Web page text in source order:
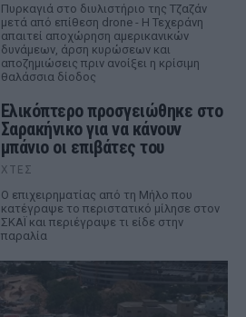
Πυρκαγιά στο διυλιστήριο της Τζαζάν
μετά από επίθεση drone - Η Τεχεράνη
απαιτεί αποχώρηση αμερικανικών
δυνάμεων, άρση κυρώσεων και
αποζημιώσεις πριν ανοίξει η κρίσιμη
θαλάσσια δίοδος
Ελικόπτερο προσγειώθηκε στο
Σαρακήνικο για να κάνουν
μπάνιο οι επιβάτες του
ΧΤΕΣ
Ο επιχειρηματίας από τη Μήλο που
κατέγραψε το περιστατικό μίλησε στον
ΣΚΑΪ και περιέγραψε τι είδε στην
παραλία